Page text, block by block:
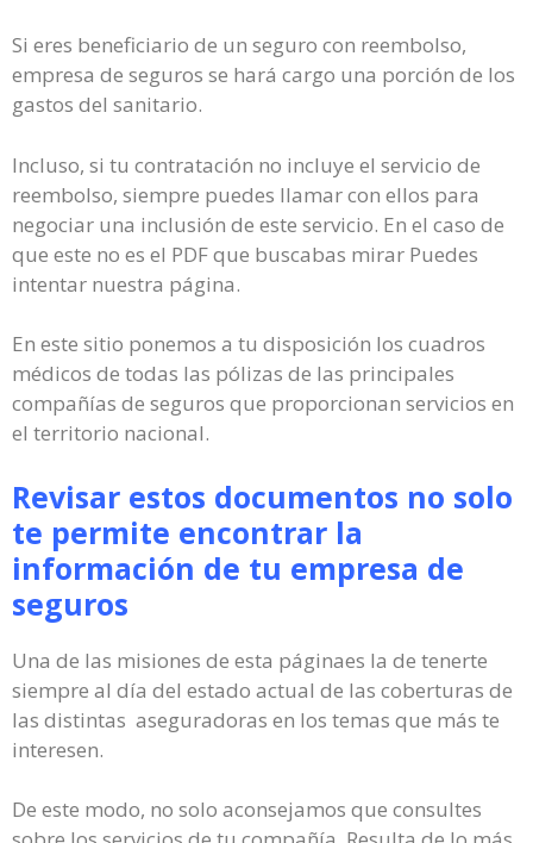
Si eres beneficiario de un seguro con reembolso,
empresa de seguros se hará cargo una porción de los
gastos del sanitario.
Incluso, si tu contratación no incluye el servicio de
reembolso, siempre puedes llamar con ellos para
negociar una inclusión de este servicio. En el caso de
que este no es el PDF que buscabas mirar Puedes
intentar nuestra página.
En este sitio ponemos a tu disposición los cuadros
médicos de todas las pólizas de las principales
compañías de seguros que proporcionan servicios en
el territorio nacional.
Revisar estos documentos no solo
te permite encontrar la
información de tu empresa de
seguros
Una de las misiones de esta páginaes la de tenerte
siempre al día del estado actual de las coberturas de
las distintas aseguradoras en los temas que más te
interesen.
De este modo, no solo aconsejamos que consultes